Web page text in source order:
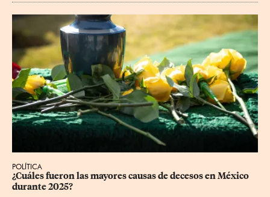
POLÍTICA
¿Cuáles fueron las mayores causas de decesos en México
durante 2025?